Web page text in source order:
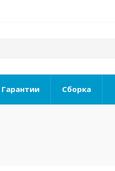
Гарантии Сборка